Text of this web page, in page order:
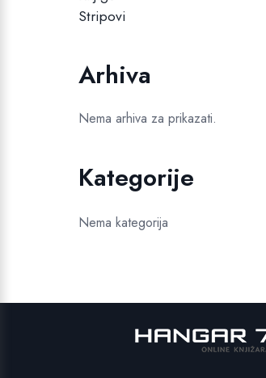
Stripovi
Arhiva
Nema arhiva za prikazati.
Kategorije
Nema kategorija